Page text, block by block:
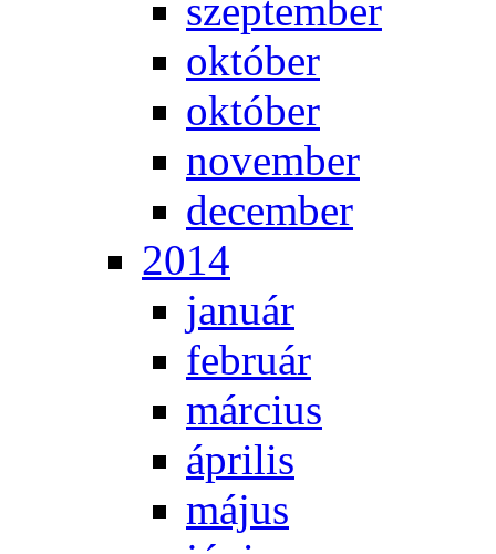
szep­tem­ber
ok­tó­ber
ok­tó­ber
no­vem­ber
de­cem­ber
2014
ja­nu­ár
feb­ru­ár
már­ci­us
áp­ri­lis
má­jus